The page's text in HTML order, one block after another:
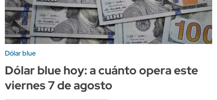
Dólar blue
Dólar blue hoy: a cuánto opera este
viernes 7 de agosto